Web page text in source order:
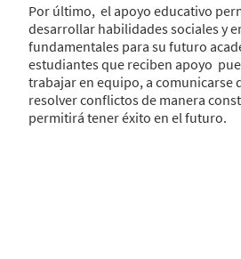
Por último, el apoyo educativo
desarrollar habilidades sociales y
fundamentales para su futuro
estudiantes que reciben apoyo
trabajar en equipo, a comunicarse
resolver conflictos de manera
permitirá tener éxito en el futuro.